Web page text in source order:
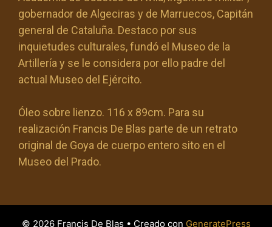
gobernador de Algeciras y de Marruecos, Capitán
general de Cataluña. Destaco por sus
inquietudes culturales, fundó el Museo de la
Artillería y se le considera por ello padre del
actual Museo del Ejército.
Óleo sobre lienzo. 116 x 89cm. Para su
realización Francis De Blas parte de un retrato
original de Goya de cuerpo entero sito en el
Museo del Prado.
© 2026 Francis De Blas • Creado con GeneratePress